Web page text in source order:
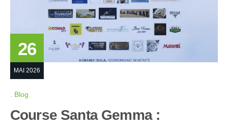
26
MAI 2026
Blog
Course Santa Gemma :